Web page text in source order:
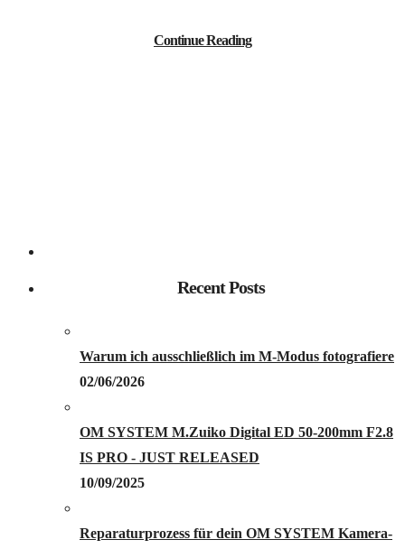
Continue Reading
Recent Posts
Warum ich ausschließlich im M-Modus fotografiere
02/06/2026
OM SYSTEM M.Zuiko Digital ED 50-200mm F2.8
IS PRO - JUST RELEASED
10/09/2025
Reparaturprozess für dein OM SYSTEM Kamera-